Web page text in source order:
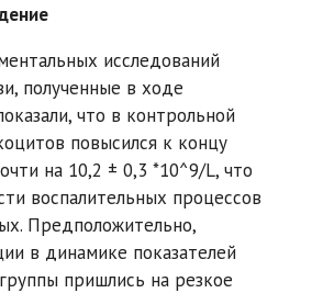
исследований
полученные в ходе
что в контрольной
повысился к концу
на 10,2 ± 0,3 *10^9/L, что
воспалительных процессов
Предположительно,
в динамике показателей
пришлись на резкое